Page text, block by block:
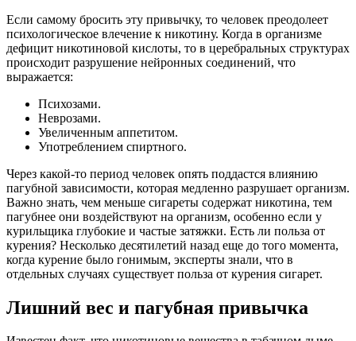
Если самому бросить эту привычку, то человек преодолеет
психологическое влечение к никотину. Когда в организме
дефицит никотиновой кислоты, то в церебральных структурах
происходит разрушение нейронных соединений, что
выражается:
Психозами.
Неврозами.
Увеличенным аппетитом.
Употреблением спиртного.
Через какой-то период человек опять поддастся влиянию
пагубной зависимости, которая медленно разрушает организм.
Важно знать, чем меньше сигареты содержат никотина, тем
пагубнее они воздействуют на организм, особенно если у
курильщика глубокие и частые затяжки. Есть ли польза от
курения? Несколько десятилетий назад еще до того момента,
когда курение было гонимым, эксперты знали, что в
отдельных случаях существует польза от курения сигарет.
Лишний вес и пагубная привычка